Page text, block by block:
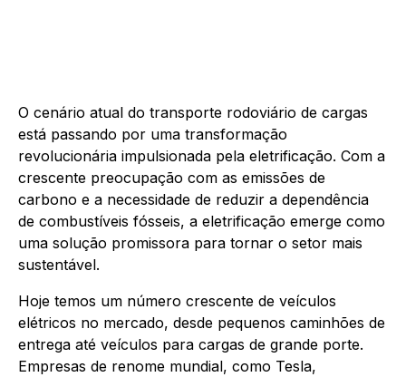
O cenário atual do transporte rodoviário de cargas
está passando por uma transformação
revolucionária impulsionada pela eletrificação. Com a
crescente preocupação com as emissões de
carbono e a necessidade de reduzir a dependência
de combustíveis fósseis, a eletrificação emerge como
uma solução promissora para tornar o setor mais
sustentável.
Hoje temos um número crescente de veículos
elétricos no mercado, desde pequenos caminhões de
entrega até veículos para cargas de grande porte.
Empresas de renome mundial, como Tesla,